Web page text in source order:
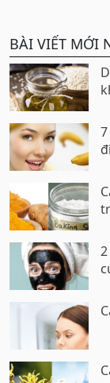
BÀI VIẾT MỚI